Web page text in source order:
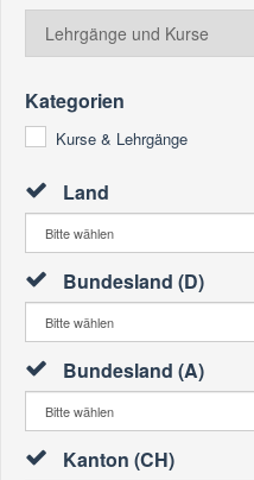
Kategorien
Kurse & Lehrgänge
Land
Bundesland (D)
Bundesland (A)
Kanton (CH)